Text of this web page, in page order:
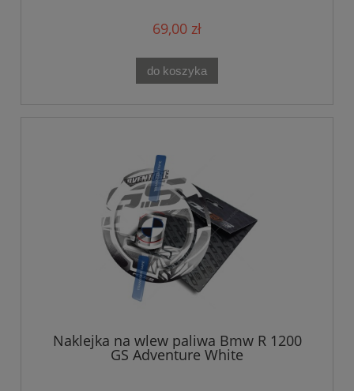
69,00 zł
do koszyka
Naklejka na wlew paliwa Bmw R 1200
GS Adventure White